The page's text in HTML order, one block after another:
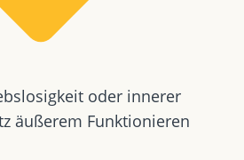
oder innerer
äußerem Funktionieren